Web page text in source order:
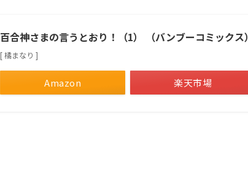
百合神さまの言うとおり！（1） （バンブーコミックス）
[ 橘まなり ]
Amazon 楽天市場